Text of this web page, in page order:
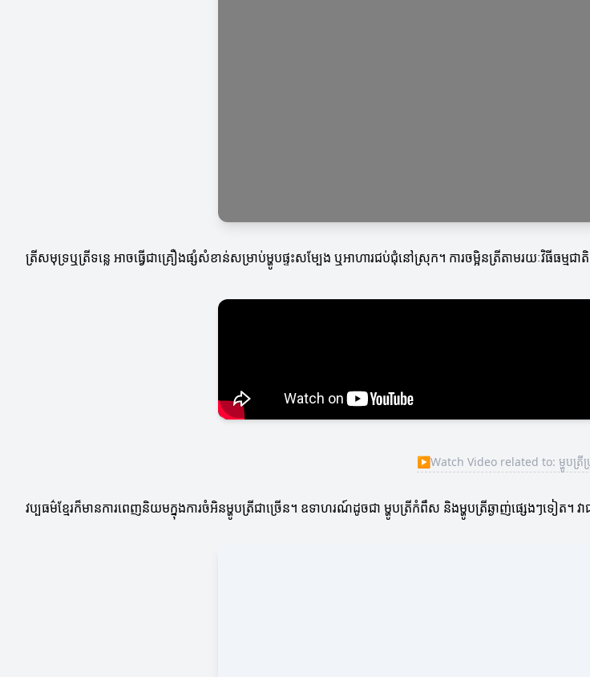
ត្រីសមុទ្រឬត្រីទន្លេ អាចធ្វើជាគ្រឿងផ្សំសំខាន់សម្រាប់ម្ហូបផ្ទះសម្បែង ឬអាហារជប់ជុំនៅស្រុក។ ការចម្អិនត្រីតាមរយៈវិធីធម្
▶Watch Video related to: ម្ហូបត្រីប្រ
វប្បធម៌ខ្មែរក៏មានការពេញនិយមក្នុងការចំអិនម្ហូបត្រីជាច្រើន។ ឧទាហរណ៍ដូចជា ម្ហូបត្រីកំពឹស និងម្ហូបត្រីឆ្ងាញ់ផ្សេងៗទៀត។